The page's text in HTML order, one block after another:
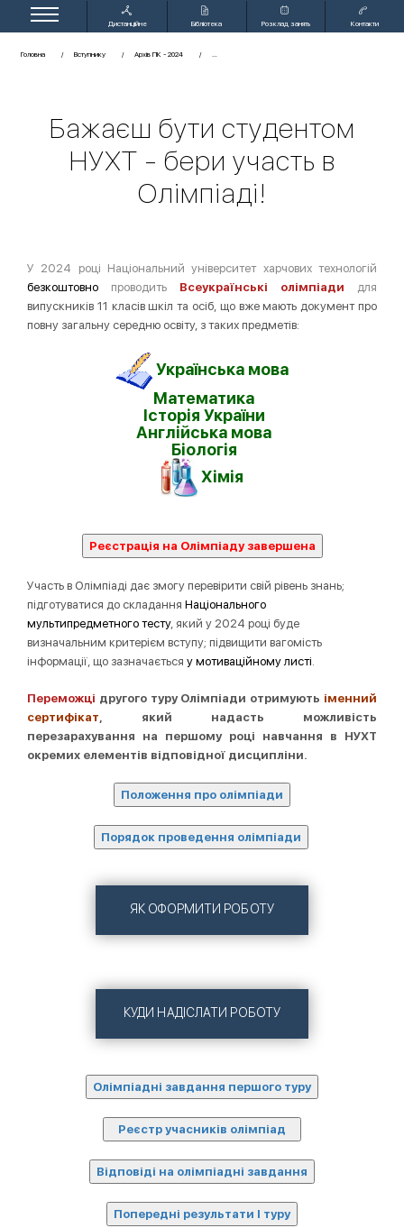
Дистанційне
Бібліотека Розклад занять Контакти
Головна Вступнику Архів ПК - 2024
Бажаєш бути студентом
НУХТ - бери участь в
Олімпіаді!
У 2024 році Національний університет харчових технологій
безкоштовно проводить Всеукраїнські олімпіади для
випускників 11 класів шкіл та осіб, що вже мають документ про
повну загальну середню освіту, з таких предметів:
Українська мова
Математика
Історія України
Англійська мова
Біологія
Хімія
Участь в Олімпіаді дає змогу перевірити свій рівень знань;
підготуватися до складання Національного
мультипредметного тесту, який у 2024 році буде
визначальним критерієм вступу; підвищити вагомість
інформації, що зазначається у мотиваційному листі.
Переможці другого туру Олімпіади отримують іменний
сертифікат, який надасть можливість
перезарахування на першому році навчання в НУХТ
окремих елементів відповідної дисципліни.
ЯК ОФОРМИТИ РОБОТУ
КУДИ НАДІСЛАТИ РОБОТУ